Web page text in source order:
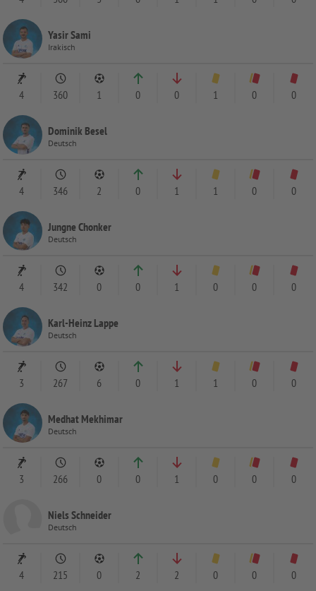
Yasir Sami
Irakisch
4 360 1 0 0 1 0 0
Dominik Besel
Deutsch
4 346 2 0 1 1 0 0
Jungne Chonker
Deutsch
4 342 0 0 1 0 0 0
Karl-Heinz Lappe
Deutsch
3 267 6 0 1 1 0 0
Medhat Mekhimar
Deutsch
3 266 0 0 1 0 0 0
Niels Schneider
Deutsch
4 215 0 2 2 0 0 0